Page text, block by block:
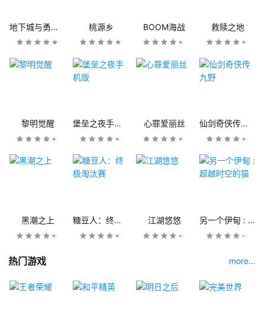
地下城与勇士M 桃源乡 BOOM海战 救赎之地
黎明觉醒 堡垒之夜手机版 心罪爱丽丝 仙剑奇侠传九野
黑潮之上 糖豆人：终极淘汰赛 江湖悠悠 另一个伊甸 : 超越时空的猫
热门游戏 more...